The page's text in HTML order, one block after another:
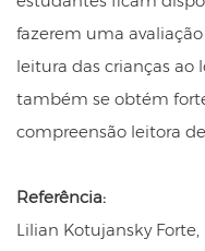
fazerem uma
leitura das crianças ao
também se obtém
compreensão leitora
Referência:
Lilian Kotujansky Forte,